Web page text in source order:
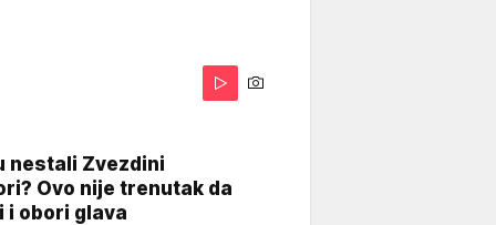
nestali Zvezdini
Ovo nije trenutak da
i obori glava